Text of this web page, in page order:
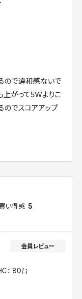
ので違和感ないで
上がって5Wよりこ
のでスコアアップ
い得感 5
： 80台